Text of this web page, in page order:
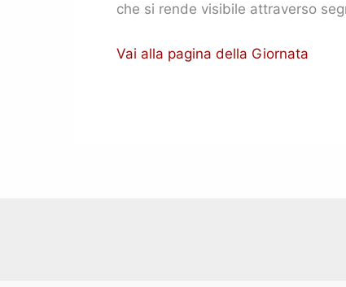
che si rende visibile attraverso
Vai alla pagina della Giornata